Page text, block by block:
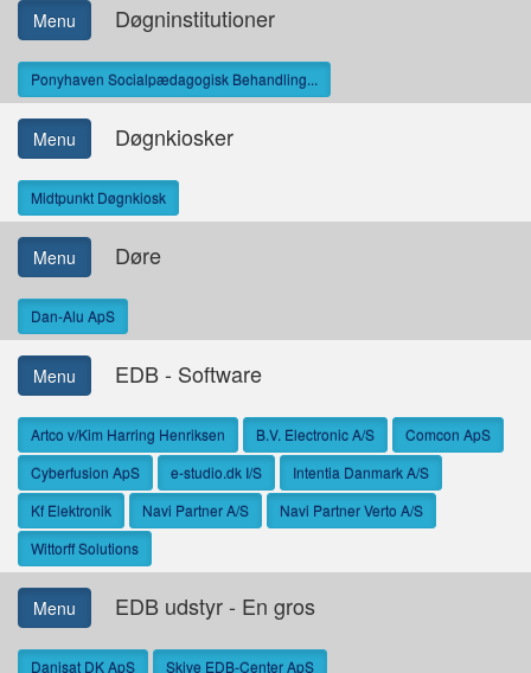
Menu Døgninstitutioner
Ponyhaven Socialpædagogisk Behandling...
Menu Døgnkiosker
Midtpunkt Døgnkiosk
Menu Døre
Dan-Alu ApS
Menu EDB - Software
Artco v/Kim Harring Henriksen B.V. Electronic A/S
Comcon ApS
Cyberfusion ApS
e-studio.dk I/S
Intentia Danmark A/S
Kf Elektronik
Navi Partner A/S
Navi Partner Verto A/S
Wittorff Solutions
Menu EDB udstyr - En gros
Danisat DK ApS Skive EDB-Center ApS